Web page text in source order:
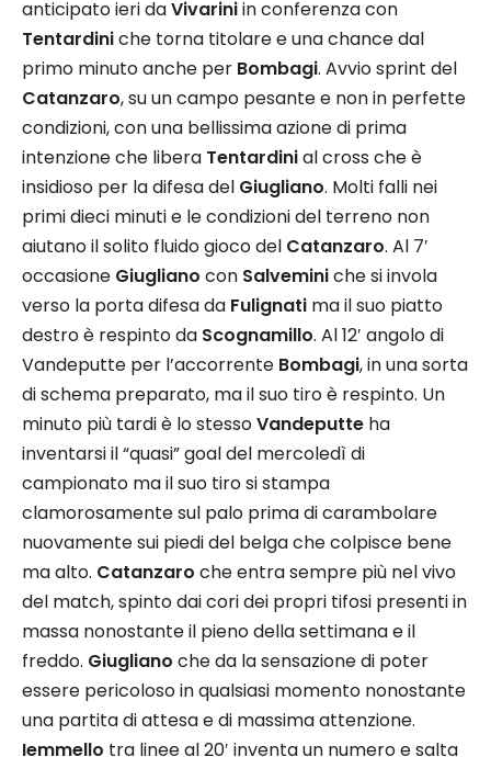
anticipato ieri daVivariniin conferenza con
Tentardiniche torna titolare e una chance dal
primo minuto anche per Bombagi. Avvio sprint del
Catanzaro, su un campo pesante e non in perfette
condizioni, con una bellissima azione di prima
intenzione che libera Tentardinial cross che è
insidioso per la difesa del Giugliano. Molti falli nei
primi dieci minuti e le condizioni del terreno non
aiutano il solito fluido gioco del Catanzaro. Al 7′
occasione Giugliano con Salveminiche si invola
verso la porta difesa da Fulignati ma il suo piatto
destro è respinto da Scognamillo. Al 12′ angolo di
Vandeputte per l’accorrente Bombagi, in una sorta
di schema preparato, ma il suo tiro è respinto. Un
minuto più tardi è lo stessoVandeputte ha
inventarsi il “quasi” goal del mercoledì di
campionato ma il suo tiro si stampa
clamorosamente sul palo prima di carambolare
nuovamente sui piedi del belga che colpisce bene
ma alto. Catanzaro che entra sempre più nel vivo
del match, spinto dai cori dei propri tifosi presenti in
massa nonostante il pieno della settimana e il
freddo. Giugliano che da la sensazione di poter
essere pericoloso in qualsiasi momento nonostante
una partita di attesa e di massima attenzione.
Iemmello tra linee al 20′ inventa un numero e salta